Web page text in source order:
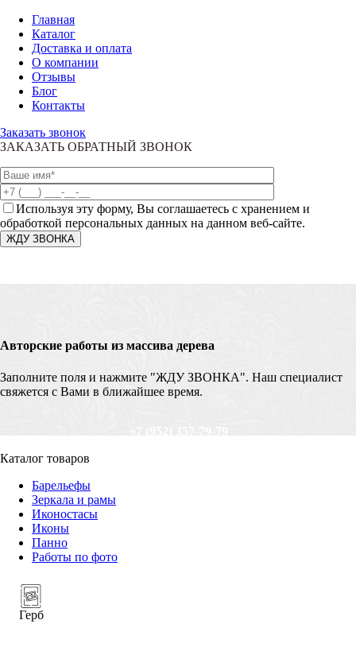
Главная
Каталог
Доставка и оплата
О компании
Отзывы
Блог
Контакты
Заказать звонок
ЗАКАЗАТЬ ОБРАТНЫЙ ЗВОНОК
Используя эту форму, Вы соглашаетесь с хранением и
обработкой персональных данных на данном веб-сайте.
Авторские работы из массива дерева
Заполните поля и нажмите "ЖДУ ЗВОНКА". Наш специалист
свяжется с Вами в ближайшее время.
Каталог товаров
Барельефы
Зеркала и рамы
Иконостасы
Иконы
Панно
Работы по фото
Герб